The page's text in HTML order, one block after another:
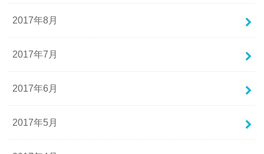
2017年8月
2017年7月
2017年6月
2017年5月